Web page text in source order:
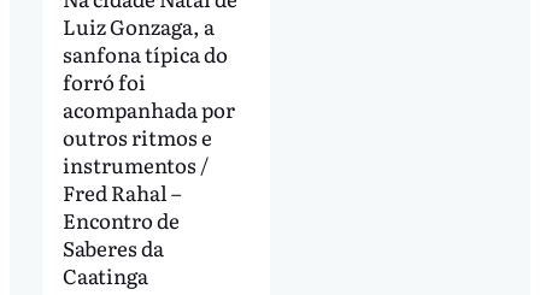
Luiz Gonzaga, a
sanfona típica do
forró foi
acompanhada por
outros ritmos e
instrumentos /
Fred Rahal –
Encontro de
Saberes da
Caatinga